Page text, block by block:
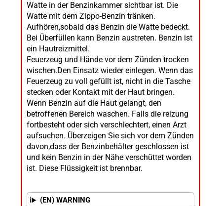
Watte in der Benzinkammer sichtbar ist. Die
Watte mit dem Zippo-Benzin tränken.
Aufhören,sobald das Benzin die Watte bedeckt.
Bei Überfüllen kann Benzin austreten. Benzin ist
ein Hautreizmittel.
Feuerzeug und Hände vor dem Zünden trocken
wischen.Den Einsatz wieder einlegen. Wenn das
Feuerzeug zu voll gefüllt ist, nicht in die Tasche
stecken oder Kontakt mit der Haut bringen.
Wenn Benzin auf die Haut gelangt, den
betroffenen Bereich waschen. Falls die reizung
fortbesteht oder sich verschlechtert, einen Arzt
aufsuchen. Überzeigen Sie sich vor dem Zünden
davon,dass der Benzinbehälter geschlossen ist
und kein Benzin in der Nähe verschüttet worden
ist. Diese Flüssigkeit ist brennbar.
(EN) WARNING